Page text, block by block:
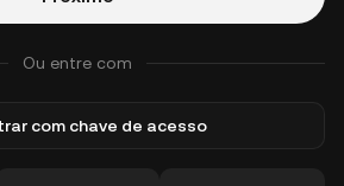
Ou entre com
com chave de acesso